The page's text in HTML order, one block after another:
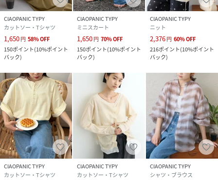
CIAOPANIC TYPY
カットソー・Tシャツ
1,650円 58%OFF
150ポイント(10%ポイント
バック)
CIAOPANIC TYPY
ミニスカート
1,650円 70%OFF
150ポイント(10%ポイント
バック)
CIAOPANIC TYPY
ニット
2,376円 60%OFF
216ポイント(10%ポイント
バック)
CIAOPANIC TYPY
カットソー・Tシャツ
CIAOPANIC TYPY
カットソー・Tシャツ
CIAOPANIC TYPY
シャツ・ブラウス